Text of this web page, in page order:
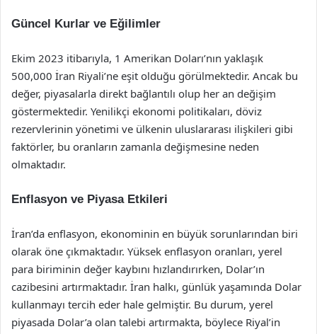
Güncel Kurlar ve Eğilimler
Ekim 2023 itibarıyla, 1 Amerikan Doları’nın yaklaşık
500,000 İran Riyali’ne eşit olduğu görülmektedir. Ancak bu
değer, piyasalarla direkt bağlantılı olup her an değişim
göstermektedir. Yenilikçi ekonomi politikaları, döviz
rezervlerinin yönetimi ve ülkenin uluslararası ilişkileri gibi
faktörler, bu oranların zamanla değişmesine neden
olmaktadır.
Enflasyon ve Piyasa Etkileri
İran’da enflasyon, ekonominin en büyük sorunlarından biri
olarak öne çıkmaktadır. Yüksek enflasyon oranları, yerel
para biriminin değer kaybını hızlandırırken, Dolar’ın
cazibesini artırmaktadır. İran halkı, günlük yaşamında Dolar
kullanmayı tercih eder hale gelmiştir. Bu durum, yerel
piyasada Dolar’a olan talebi artırmakta, böylece Riyal’in